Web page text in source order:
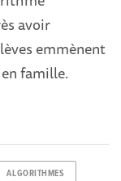
avoir
emmènent
famille.
ALGORITHMES